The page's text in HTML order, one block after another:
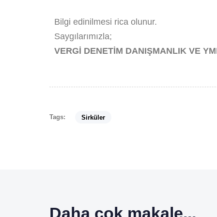
Bilgi edinilmesi rica olunur.
Saygılarımızla;
VERGİ DENETİM DANIŞMANLIK VE
Tags: Sirküler
Daha çok makale...